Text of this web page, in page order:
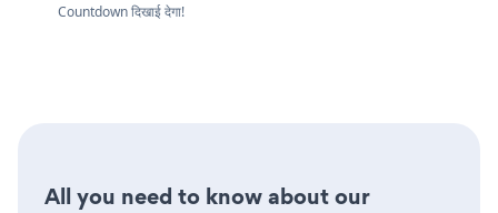
Countdown दिखाई देगा!
All you need to know about our